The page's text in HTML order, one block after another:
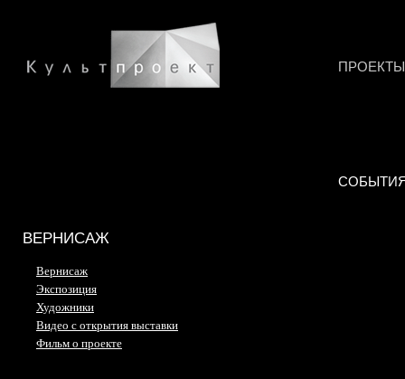
ПРОЕКТЫ
ВЕРНИСАЖ
Вернисаж
Экспозиция
Художники
Видео с открытия выставки
Фильм о проекте